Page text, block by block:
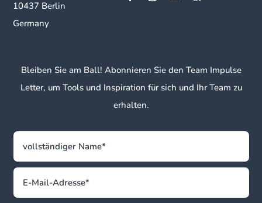
10437 Berlin
Germany
Bleiben Sie am Ball! Abonnieren Sie den Team Impulse
Letter, um Tools und Inspiration für sich und Ihr Team zu
erhalten.